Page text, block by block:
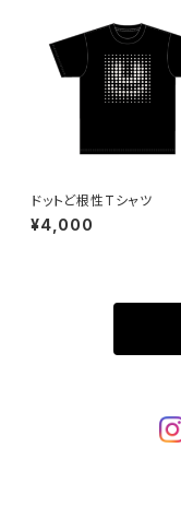
ドットど根性Tシャツ
¥4,000